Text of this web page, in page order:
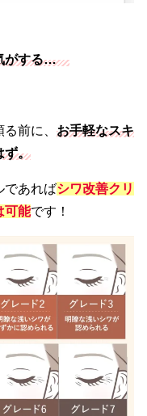
気がする…
前に、 お手軽なスキ
ず。
あればシワ改善クリ
可能です！